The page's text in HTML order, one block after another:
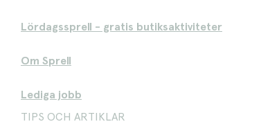
Lördagssprell - gratis butiksaktiviteter
Om Sprell
Lediga jobb
TIPS OCH ARTIKLAR